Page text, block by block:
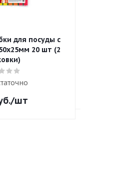
для посуды с
20 шт (2
/шт